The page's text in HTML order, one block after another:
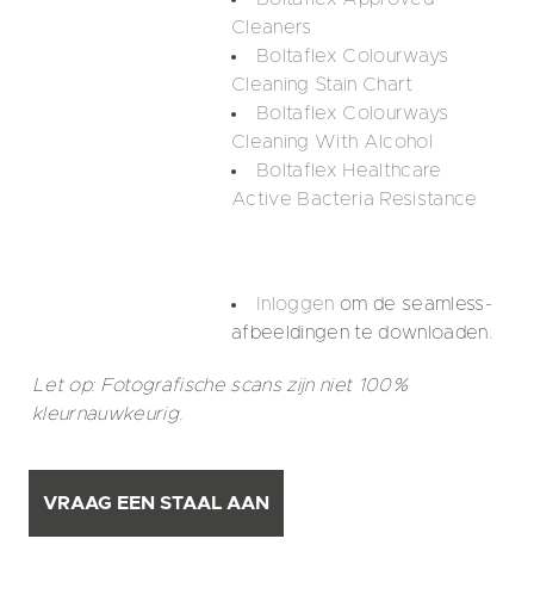
Cleaners
Boltaflex Colourways
Cleaning Stain Chart
Boltaflex Colourways
Cleaning With Alcohol
Boltaflex Healthcare
Active Bacteria Resistance
Inloggen om de seamless-
afbeeldingen te downloaden.
Let op: Fotografische scans zijn niet 100%
kleurnauwkeurig.
VRAAG EEN STAAL AAN